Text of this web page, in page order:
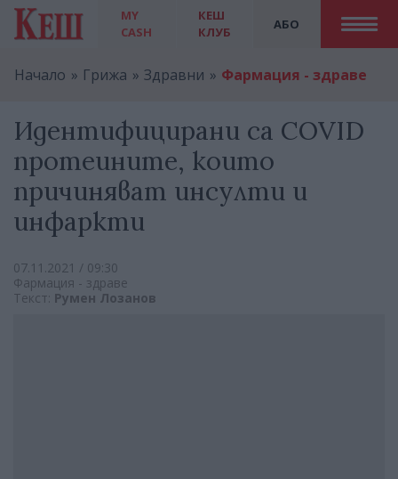
MY
CASH
АБО
КЕШ
КЛУБ
Начало Грижа Здравни Фармация - здраве
Идентифицирани са COVID
протеините, които
причиняват инсулти и
инфаркти
07.11.2021 / 09:30
Фармация - здраве
Текст: Румен Лозанов